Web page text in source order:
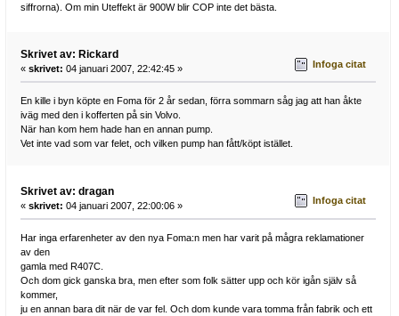
siffrorna). Om min Uteffekt är 900W blir COP inte det bästa.
Skrivet av: Rickard
« skrivet: 04 januari 2007, 22:42:45 » Infoga citat
En kille i byn köpte en Foma för 2 år sedan, förra sommarn såg jag att han åkte
iväg med den i kofferten på sin Volvo.
När han kom hem hade han en annan pump.
Vet inte vad som var felet, och vilken pump han fått/köpt istället.
Skrivet av: dragan
« skrivet: 04 januari 2007, 22:00:06 » Infoga citat
Har inga erfarenheter av den nya Foma:n men har varit på mågra reklamationer
av den
gamla med R407C.
Och dom gick ganska bra, men efter som folk sätter upp och kör igån själv så
kommer,
ju en annan bara dit när de var fel. Och dom kunde vara tomma från fabrik och ett